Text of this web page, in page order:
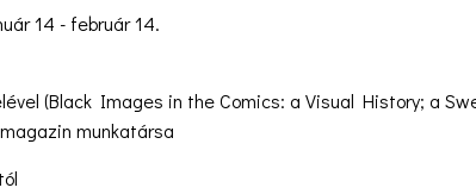
14 - február 14.
(Black Images in the Comics: a Visual History; a
munkatársa